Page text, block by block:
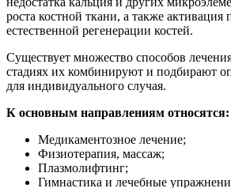
роста костной ткани, а также активация
естественной регенерации костей.
Существует множество способов
стадиях их комбинируют и подбирают
для индивидуального случая.
К основным направлениям относятся:
Медикаментозное лечение;
Физиотерапия, массаж;
Плазмолифтинг;
Гимнастика и лечебные